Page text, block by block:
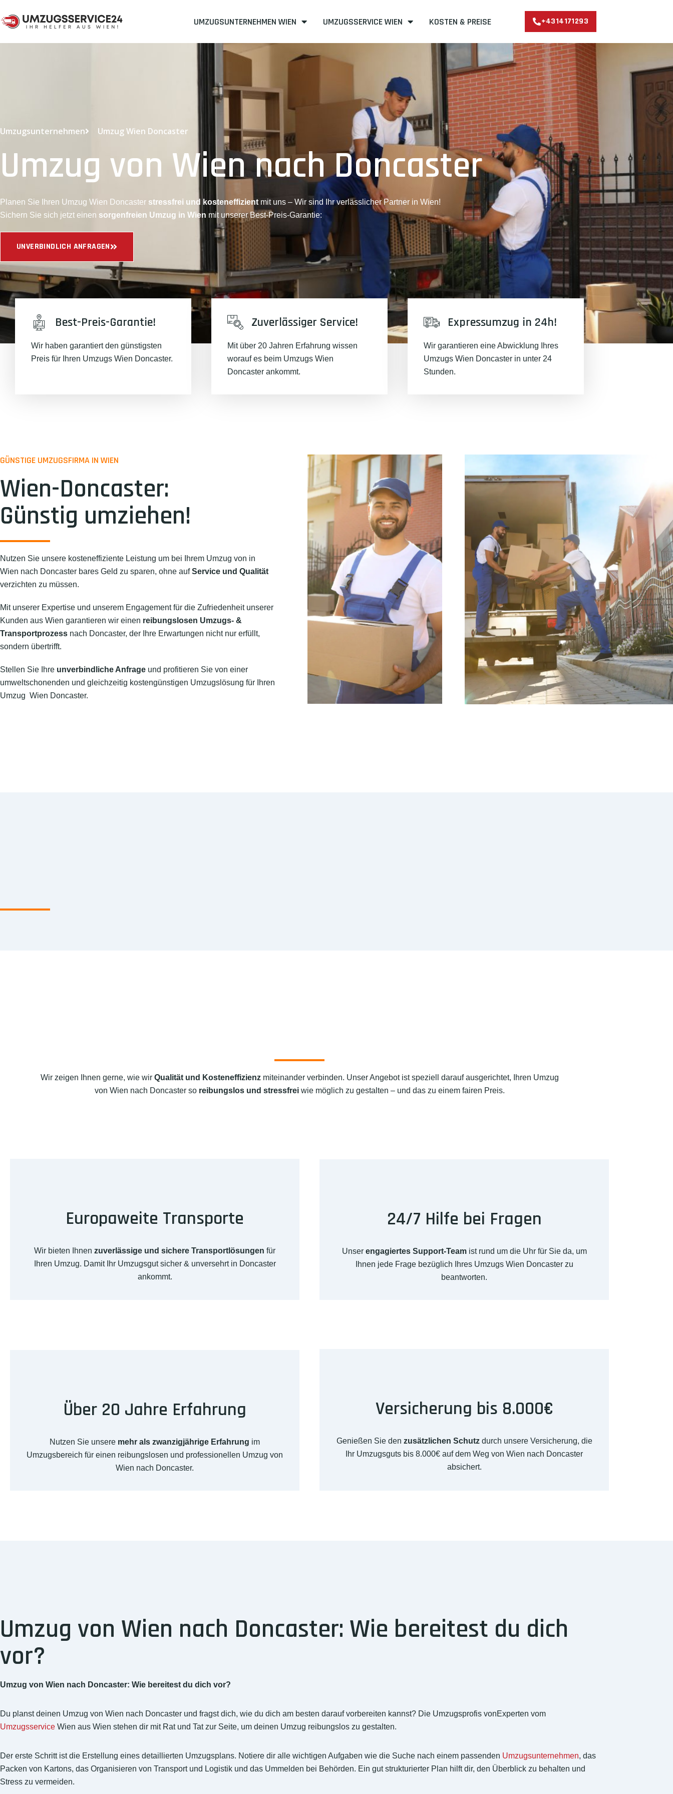
UMZUGSUNTERNEHMEN WIEN UMZUGSSERVICE WIEN KOSTEN & PREISE +4314171293
Umzugsunternehmen Umzug Wien Doncaster
Umzug von Wien nach Doncaster
Planen Sie Ihren Umzug Wien Doncaster stressfrei und kosteneffizient mit uns – Wir sind Ihr verlässlicher Partner in Wien!
Sichern Sie sich jetzt einen sorgenfreien Umzug in Wien mit unserer Best-Preis-Garantie:
UNVERBINDLICH ANFRAGEN
Best-Preis-Garantie!
Wir haben garantiert den günstigsten
Preis für Ihren Umzugs Wien Doncaster.
Zuverlässiger Service!
Mit über 20 Jahren Erfahrung wissen
worauf es beim Umzugs Wien
Doncaster ankommt.
Expressumzug in 24h!
Wir garantieren eine Abwicklung Ihres
Umzugs Wien Doncaster in unter 24
Stunden.
GÜNSTIGE UMZUGSFIRMA IN WIEN
Wien-Doncaster:
Günstig umziehen!
Nutzen Sie unsere kosteneffiziente Leistung um bei Ihrem Umzug von in
Wien nach Doncaster bares Geld zu sparen, ohne aufService und Qualität
verzichten zu müssen.
Mit unserer Expertise und unserem Engagement für die Zufriedenheit unserer
Kunden aus Wien garantieren wir einen reibungslosen Umzugs- &
Transportprozess nach Doncaster, der Ihre Erwartungen nicht nur erfüllt,
sondern übertrifft.
Stellen Sie Ihre unverbindliche Anfrage und profitieren Sie von einer
umweltschonenden und gleichzeitig kostengünstigen Umzugslösung für Ihren
Umzug Wien Doncaster.
Wir zeigen Ihnen gerne, wie wir Qualität und Kosteneffizienzmiteinander verbinden. Unser Angebot ist speziell darauf ausgerichtet, Ihren Umzug
von Wien nach Doncaster so reibungslos und stressfreiwie möglich zu gestalten – und das zu einem fairen Preis.
Europaweite Transporte
Wir bieten Ihnen zuverlässige und sichere Transportlösungen für
Ihren Umzug. Damit Ihr Umzugsgut sicher & unversehrt in Doncaster
ankommt.
24/7 Hilfe bei Fragen
Unser engagiertes Support-Teamist rund um die Uhr für Sie da, um
Ihnen jede Frage bezüglich Ihres Umzugs Wien Doncaster zu
beantworten.
Über 20 Jahre Erfahrung
Nutzen Sie unsere mehr als zwanzigjährige Erfahrung im
Umzugsbereich für einen reibungslosen und professionellen Umzug von
Wien nach Doncaster.
Versicherung bis 8.000€
Genießen Sie den zusätzlichen Schutzdurch unsere Versicherung, die
Ihr Umzugsguts bis 8.000€ auf dem Weg von Wien nach Doncaster
absichert.
Umzug von Wien nach Doncaster: Wie bereitest du dich
vor?
Umzug von Wien nach Doncaster: Wie bereitest du dich vor?
Du planst deinen Umzug von Wien nach Doncaster und fragst dich, wie du dich am besten darauf vorbereiten kannst? Die Umzugsprofis vonExperten vom
Umzugsservice Wien aus Wien stehen dir mit Rat und Tat zur Seite, um deinen Umzug reibungslos zu gestalten.
Der erste Schritt ist die Erstellung eines detaillierten Umzugsplans. Notiere dir alle wichtigen Aufgaben wie die Suche nach einem passenden Umzugsunternehmen, das
Packen von Kartons, das Organisieren von Transport und Logistik und das Ummelden bei Behörden. Ein gut strukturierter Plan hilft dir, den Überblick zu behalten und
Stress zu vermeiden.